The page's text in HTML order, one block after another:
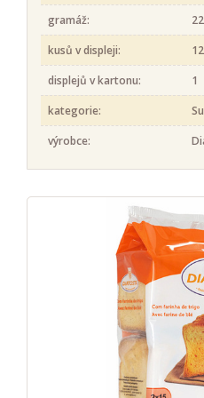
gramáž:
kusů v displeji:
12
displejů v kartonu:
1
kategorie:
výrobce: